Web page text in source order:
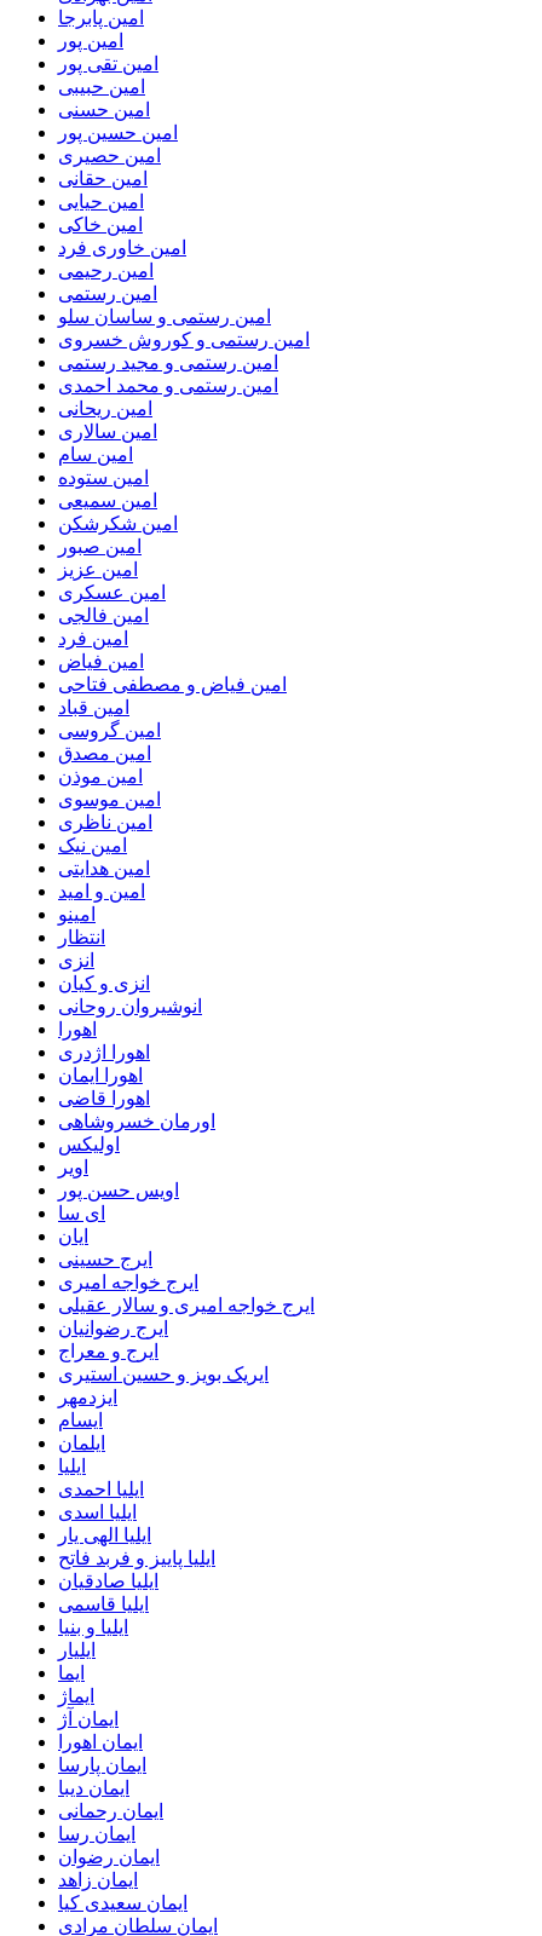
امین پابرجا
امین پور
امین تقی پور
امین حبیبی
امین حسنی
امین حسین پور
امین حصیری
امین حقانی
امین حیایی
امین خاکی
امین خاوری فرد
امین رحیمی
امین رستمی
امین رستمی و ساسان سلو
امین رستمی و کوروش خسروی
امین رستمی و مجید رستمی
امین رستمی و محمد احمدی
امین ریحانی
امین سالاری
امین سام
امین ستوده
امین سمیعی
امین شکرشکن
امین صبور
امین عزیز
امین عسکری
امین فالجی
امین فرد
امین فیاض
امین فیاض و مصطفی فتاحی
امین قباد
امین گروسی
امین مصدق
امین موذن
امین موسوی
امین ناظری
امین نیک
امین هدایتی
امین و امید
امینو
انتظار
انزی
انزی و کیان
انوشیروان روحانی
اهورا
اهورا اژدری
اهورا ایمان
اهورا قاضی
اورمان خسروشاهی
اولیکس
اویر
اویس حسن پور
ای سا
ایان
ایرج حسینی
ایرج خواجه امیری
ایرج خواجه امیری و سالار عقیلی
ایرج رضوانیان
ایرج و معراج
ایریک بویز و حسین استیری
ایزدمهر
ایسام
ایلمان
ایلیا
ایلیا احمدی
ایلیا اسدی
ایلیا الهی یار
ایلیا پاییز و فربد فاتح
ایلیا صادقیان
ایلیا قاسمی
ایلیا و بنیا
ایلیار
ایما
ایماژ
ایمان آژ
ایمان اهورا
ایمان پارسا
ایمان دیبا
ایمان رحمانی
ایمان رسا
ایمان رضوان
ایمان زاهد
ایمان سعیدی کیا
ایمان سلطان مرادی